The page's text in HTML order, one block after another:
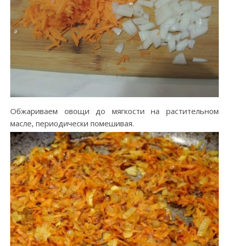
Обжариваем овощи до мягкости на растительном
масле, периодически помешивая.